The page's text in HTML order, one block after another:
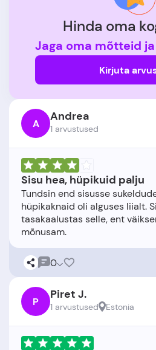
Hinda oma
Jaga oma mõtteid
Kirjuta
A Andrea
1 arvustused
Sisu hea, hüpikuid palju
Tundsin end sisusse
hüpikaknaid oli alguses liialt.
tasakaalustas selle, ent
0
P Piret J.
1 arvustused Estonia